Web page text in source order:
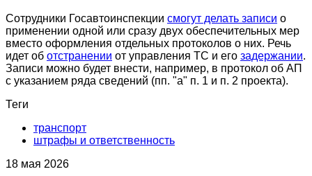
Сотрудники Госавтоинспекции смогут делать записи о
применении одной или сразу двух обеспечительных мер
вместо оформления отдельных протоколов о них. Речь
идет об отстранении от управления ТС и его задержании.
Записи можно будет внести, например, в протокол об АП
с указанием ряда сведений (пп. "а" п. 1 и п. 2 проекта).
Теги
транспорт
штрафы и ответственность
18 мая 2026